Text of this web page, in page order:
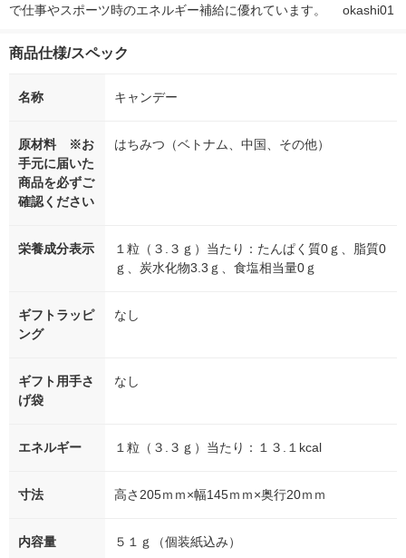
で仕事やスポーツ時のエネルギー補給に優れています。 　okashi01
商品仕様/スペック
名称 キャンデー
原材料 ※お
手元に届いた
商品を必ずご
確認ください
はちみつ（ベトナム、中国、その他）
栄養成分表示
１粒（３.３ｇ）当たり：たんぱく質0ｇ、脂質0
ｇ、炭水化物3.3ｇ、食塩相当量0ｇ
ギフトラッピ
ング
なし
ギフト用手さ
げ袋
なし
エネルギー １粒（３.３ｇ）当たり：１３.１kcal
寸法 高さ205ｍｍ×幅145ｍｍ×奥行20ｍｍ
内容量 ５１ｇ（個装紙込み）